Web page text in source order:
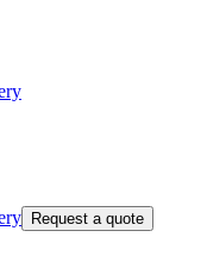
Request a quote